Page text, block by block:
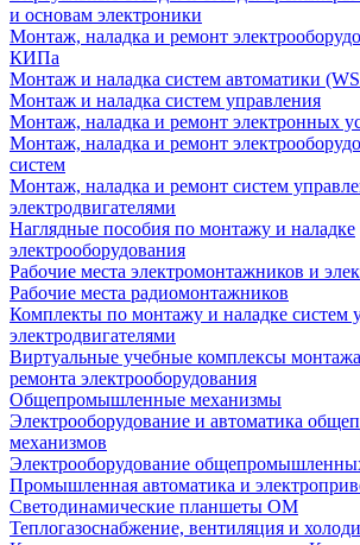
и основам электроники
Монтаж, наладка и ремонт
КИПа
Монтаж и наладка систем автоматики
Монтаж и наладка систем управления
Монтаж, наладка и ремонт электронных
Монтаж, наладка и ремонт
систем
Монтаж, наладка и ремонт систем
электродвигателями
Наглядные пособия по монтажу и наладке
электрооборудования
Рабочие места электромонтажников и
Рабочие места радиомонтажников
Комплекты по монтажу и наладке систем
электродвигателями
Виртуальные учебные комплексы
ремонта электрооборудования
Общепромышленные механизмы
Электрооборудование и автоматика
механизмов
Электрооборудование
Промышленная автоматика и
Светодинамические планшеты ОМ
Теплогазоснабжение, вентиляция и